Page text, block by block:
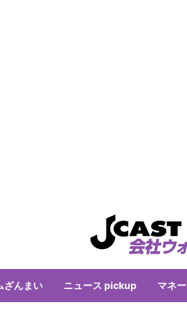
ざんまい ニュース pickup マネー